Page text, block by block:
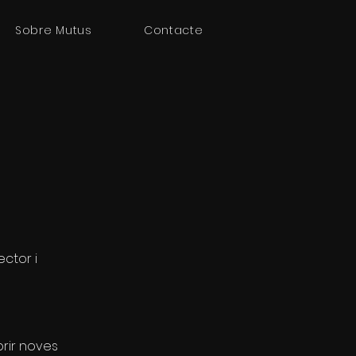
Sobre Mutus Contacte
i
noves